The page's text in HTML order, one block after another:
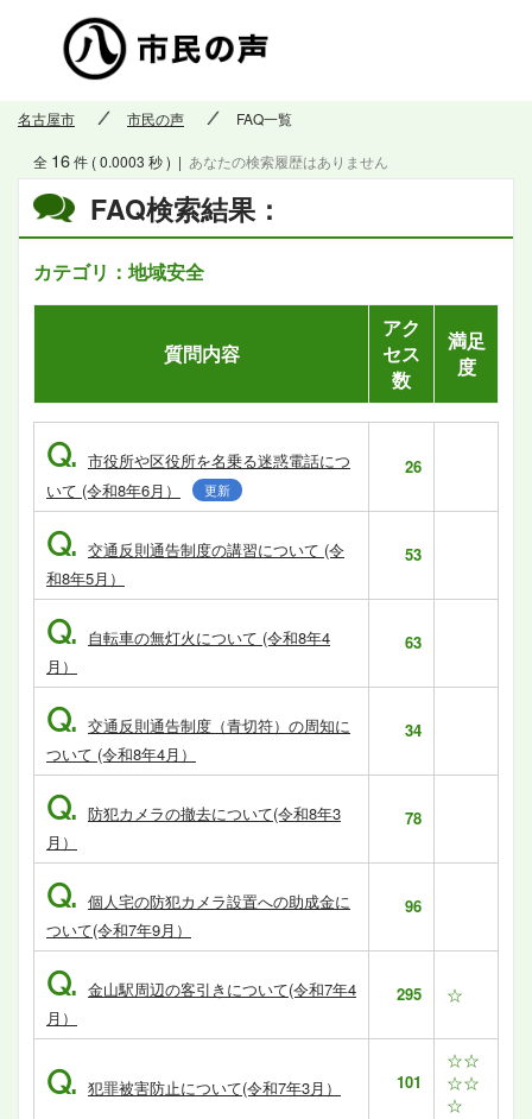
名古屋市 市民の声 FAQ一覧
FAQ検索結果：
カテゴリ：地域安全
全 16件 ( 0.0003 秒 ) | あなたの検索履歴はありません
質問内容
アク
セス
数
満足
度
Q. 市役所や区役所を名乗る迷惑電話につ
いて (令和8年6月）
更新
26
Q. 交通反則通告制度の講習について (令
和8年5月）
53
Q. 自転車の無灯火について (令和8年4
月）
63
Q. 交通反則通告制度（青切符）の周知に
ついて (令和8年4月）
34
Q. 防犯カメラの撤去について(令和8年3
月）
78
Q. 個人宅の防犯カメラ設置への助成金に
ついて(令和7年9月）
96
Q. 金山駅周辺の客引きについて(令和7年4
月）
295 ☆
Q. 犯罪被害防止について(令和7年3月） 101
☆☆
☆☆
☆